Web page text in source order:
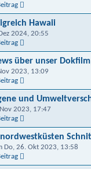
Hawaii
2024, 20:55
über unser
2023, 13:09
und
2023, 17:47
Do, 26. Okt 2023, 13:58